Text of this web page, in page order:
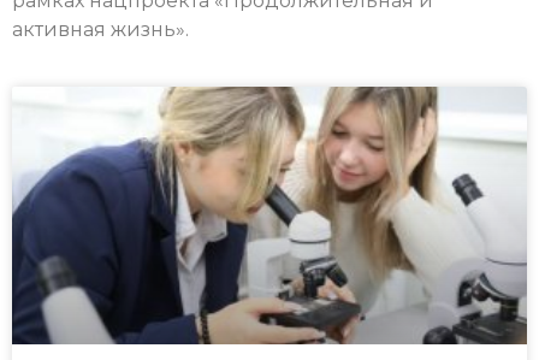
активная жизнь».